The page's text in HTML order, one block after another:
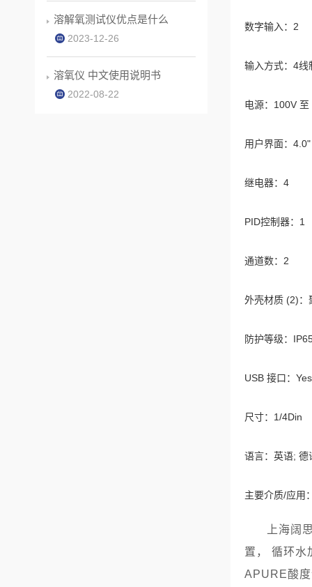
数字输入：2
输入方式：4线
电源：100V
用户界面：
继电器：4
PID控制器：1
通道数：2
外壳材质 (2)：
防护等级：
USB 接口：Yes
尺寸：1/4Din
语言：英语; 德
主要介质/应用
上海阔
置， 循环水
APURE酸
溶解氧测试仪优点是什么
2023-12-26
溶氧仪 中文使用说明书
2022-08-22